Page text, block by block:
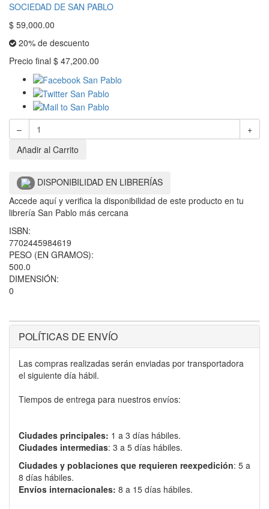
SOCIEDAD DE SAN PABLO
$ 59,000.00
20% de descuento
Precio final $ 47,200.00
–
+
Añadir al Carrito
DISPONIBILIDAD EN LIBRERÍAS
Accede aquí y verifica la disponibilidad de este producto en tu
librería San Pablo más cercana
ISBN:
7702445984619
PESO (EN GRAMOS):
500.0
DIMENSIÓN:
0
POLÍTICAS DE ENVÍO
Las compras realizadas serán enviadas por transportadora
el siguiente día hábil.
Tiempos de entrega para nuestros envíos:
Ciudades principales: 1 a 3 días hábiles.
Ciudades intermedias: 3 a 5 días hábiles.
Ciudades y poblaciones que requieren reexpedición: 5 a
8 días hábiles.
Envíos internacionales: 8 a 15 días hábiles.